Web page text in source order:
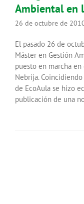
Ambiental en
26 de octubre de
El pasado 26 de
Máster en Gestión
puesto en marcha
Nebrija.
de EcoAula se hizo
publicación de una